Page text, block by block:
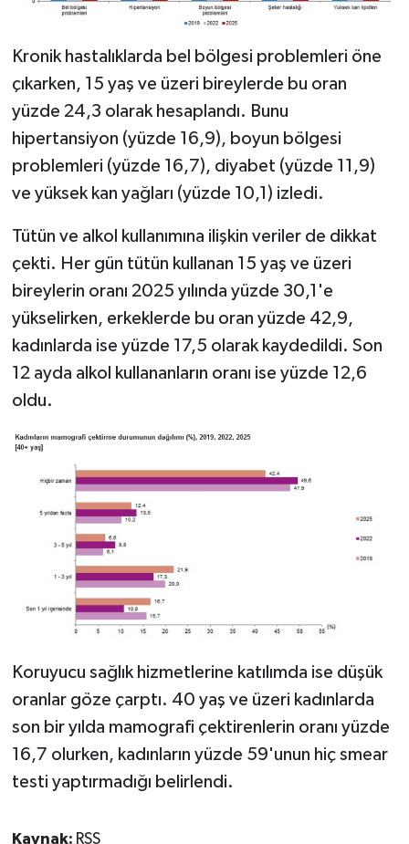
Kronik hastalıklarda bel bölgesi problemleri öne
çıkarken, 15 yaş ve üzeri bireylerde bu oran
yüzde 24,3 olarak hesaplandı. Bunu
hipertansiyon (yüzde 16,9), boyun bölgesi
problemleri (yüzde 16,7), diyabet (yüzde 11,9)
ve yüksek kan yağları (yüzde 10,1) izledi.
Tütün ve alkol kullanımına ilişkin veriler de dikkat
çekti. Her gün tütün kullanan 15 yaş ve üzeri
bireylerin oranı 2025 yılında yüzde 30,1'e
yükselirken, erkeklerde bu oran yüzde 42,9,
kadınlarda ise yüzde 17,5 olarak kaydedildi. Son
12 ayda alkol kullananların oranı ise yüzde 12,6
oldu.
Koruyucu sağlık hizmetlerine katılımda ise düşük
oranlar göze çarptı. 40 yaş ve üzeri kadınlarda
son bir yılda mamografi çektirenlerin oranı yüzde
16,7 olurken, kadınların yüzde 59'unun hiç smear
testi yaptırmadığı belirlendi.
Kaynak: RSS